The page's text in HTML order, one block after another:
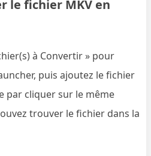
le fichier MKV en
à Convertir » pour
puis ajoutez le fichier
par cliquer sur le même
trouver le fichier dans la